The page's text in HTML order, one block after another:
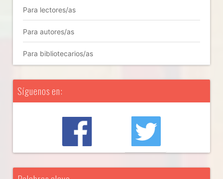
Para lectores/as
Para autores/as
Para bibliotecarios/as
Síguenos en: